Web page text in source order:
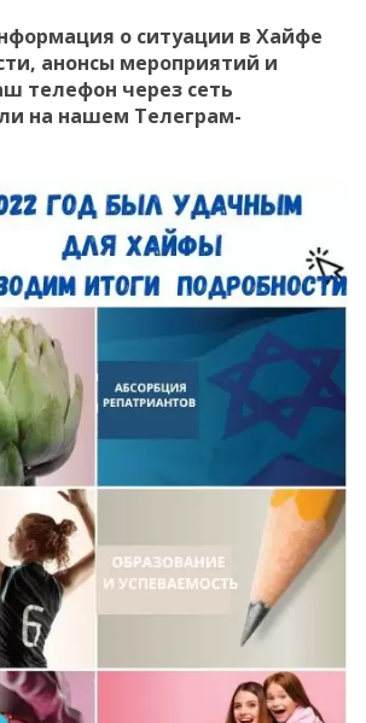
о ситуации в Хайфе
анонсы мероприятий и
телефон через сеть
на нашем Телеграм-